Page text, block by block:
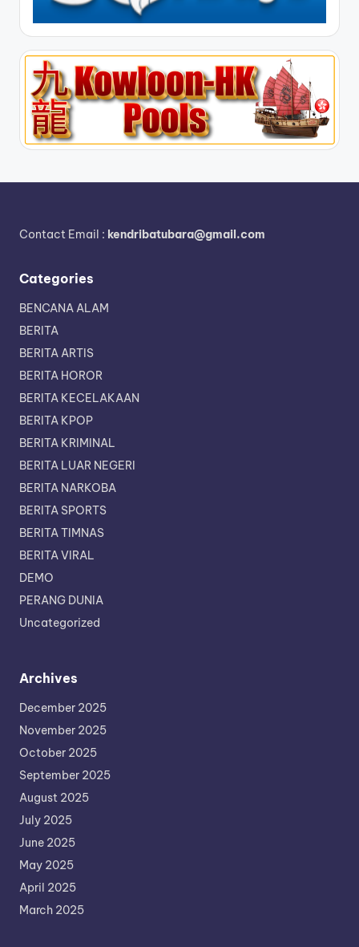
Contact Email : kendribatubara@gmail.com
Categories
BENCANA ALAM
BERITA
BERITA ARTIS
BERITA HOROR
BERITA KECELAKAAN
BERITA KPOP
BERITA KRIMINAL
BERITA LUAR NEGERI
BERITA NARKOBA
BERITA SPORTS
BERITA TIMNAS
BERITA VIRAL
DEMO
PERANG DUNIA
Uncategorized
Archives
December 2025
November 2025
October 2025
September 2025
August 2025
July 2025
June 2025
May 2025
April 2025
March 2025